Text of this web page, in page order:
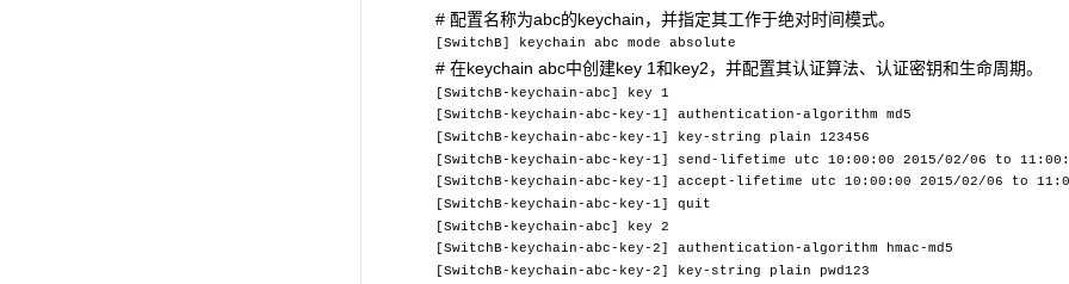
# 配置名称为abc的keychain，并指定其工作于绝对时间模式。
[SwitchB] keychain abc mode absolute
# 在keychain abc中创建key 1和key2，并配置其认证算法、认证密钥和生命周期。
[SwitchB-keychain-abc] key 1
[SwitchB-keychain-abc-key-1] authentication-algorithm md5
[SwitchB-keychain-abc-key-1] key-string plain 123456
[SwitchB-keychain-abc-key-1] send-lifetime utc 10:00:00 2015/02/06 to
[SwitchB-keychain-abc-key-1] accept-lifetime utc 10:00:00 2015/02/06 to
[SwitchB-keychain-abc-key-1] quit
[SwitchB-keychain-abc] key 2
[SwitchB-keychain-abc-key-2] authentication-algorithm hmac-md5
[SwitchB-keychain-abc-key-2] key-string plain pwd123